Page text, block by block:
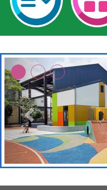
本校
招甄選
適應運